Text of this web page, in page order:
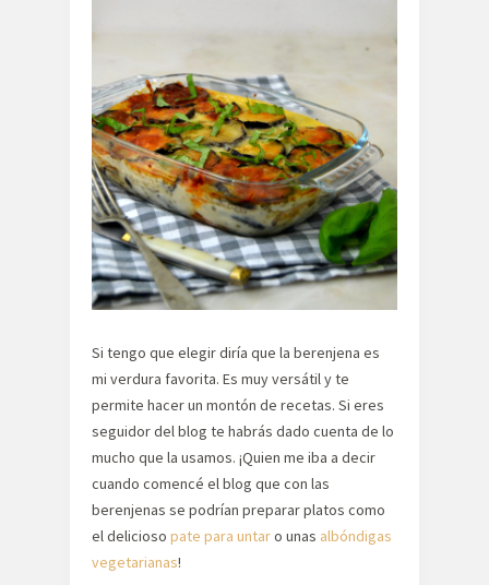
Si tengo que elegir diría que la berenjena es
mi verdura favorita. Es muy versátil y te
permite hacer un montón de recetas. Si eres
seguidor del blog te habrás dado cuenta de lo
mucho que la usamos. ¡Quien me iba a decir
cuando comencé el blog que con las
berenjenas se podrían preparar platos como
el delicioso pate para untaro unas albóndigas
vegetarianas!